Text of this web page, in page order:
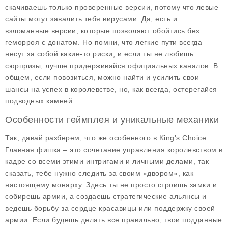
скачиваешь только проверенные версии, потому что левые
сайты могут завалить тебя вирусами. Да, есть и
взломанные версии, которые позволяют обойтись без
геморроя с донатом. Но помни, что легкие пути всегда
несут за собой какие-то риски, и если ты не любишь
сюрпризы, лучше придерживайся официальных каналов. В
общем, если повозиться, можно найти и усилить свои
шансы на успех в королевстве, но, как всегда, остерегайся
подводных камней.
Особенности геймплея и уникальные механики
Так, давай разберем, что же особенного в King's Choice
Главная фишка – это сочетание управления королевством в
кадре со всеми этими интригами и личными делами, так
сказать, тебе нужно следить за своим «двором», как
настоящему монарху. Здесь ты не просто строишь замки и
собирешь армии, а создаешь стратегические альянсы и
ведешь борьбу за сердце красавицы или поддержку своей
армии. Если будешь делать все правильно, твои подданные